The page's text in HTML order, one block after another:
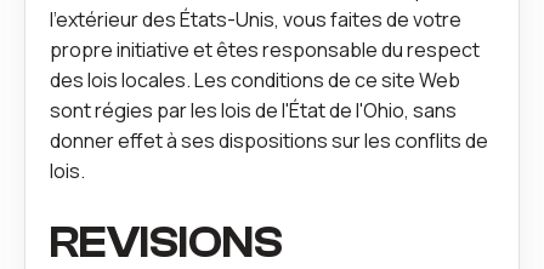
l'extérieur des États-Unis, vous faites de votre
propre initiative et êtes responsable du respect
des lois locales. Les conditions de ce site Web
sont régies par les lois de l'État de l'Ohio, sans
donner effet à ses dispositions sur les conflits de
lois.
REVISIONS